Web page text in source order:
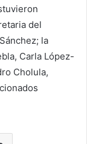
del
la
Carla López-
Cholula,